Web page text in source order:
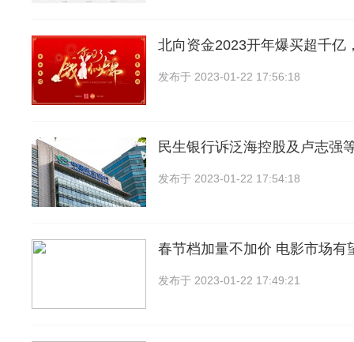
北向资金2023开年爆买超千亿
发布于 2023-01-22 17:56:18
民生银行诉泛海控股及卢志强
发布于 2023-01-22 17:54:18
春节档加量不加价 电影市场有
发布于 2023-01-22 17:49:21